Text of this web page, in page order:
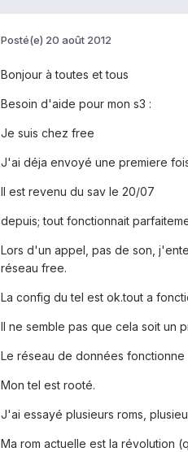
Posté(e) 20 août 2012
Bonjour à toutes et tous
Besoin d'aide pour mon s3 :
Je suis chez free
J'ai déja envoyé une premiere
Il est revenu du sav le 20/07
depuis; tout fonctionnait
Lors d'un appel, pas de son,
réseau free.
La config du tel est ok.tout a
Il ne semble pas que cela soit un
Le réseau de données fonctionne
Mon tel est rooté.
J'ai essayé plusieurs roms,
Ma rom actuelle est la révolution